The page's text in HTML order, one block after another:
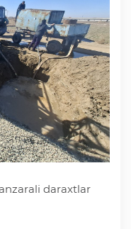
idoraviy
amalga
daraxtlar